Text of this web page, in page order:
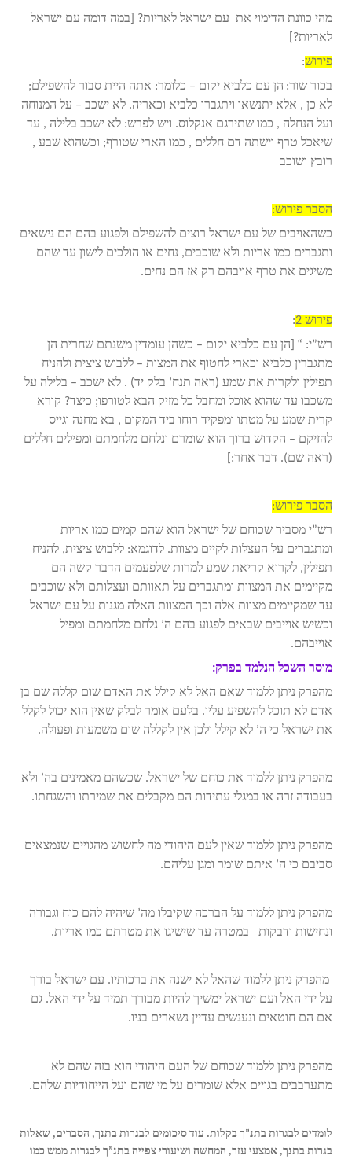
מהי כוונת הדימוי את עם ישראל לאריות? [במה דומה עם ישראל
לאריות?]
פירוש:
בכור שור: הן עם כלביא יקום – כלומר: אתה היית סבור להשפילם;
לא כן , אלא יתנשאו ויתגברו כלביא וכאריה. לא ישכב – על המנוחה
ועל הנחלה , כמו שתירגם אנקלוס. ויש לפרש: לא ישכב בלילה , עד
שיאכל טרף וישתה דם חללים , כמו הארי שטורף; וכשהוא שבע ,
רובץ ושוכב
הסבר פירוש:
כשהאויבים של עם ישראל רוצים להשפילם ולפגוע בהם הם נישאים
ותגברים כמו אריות ולא שוכבים, נחים או הולכים לישון עד שהם
משיגים את טרף אויבהם רק אז הם נחים.
פירוש 2
:
רש”י: “
[הן עם כלביא יקום – כשהן עומדין משנתם שחרית הן
מתגברין כלביא וכארי לחטוף את המצות – ללבוש ציצית ולהניח
תפילין ולקרות את שמע (ראה תנח’ בלק יד) . לא ישכב – בלילה על
משכבו עד שהוא אוכל ומחבל כל מזיק הבא לטורפו; כיצד? קורא
קרית שמע על מטתו ומפקיד רוחו ביד המקום , בא מחנה וגייס
להזיקם – הקדוש ברוך הוא שומרם ונלחם מלחמתם ומפילים חללים
(ראה שם). דבר אחר:]
הסבר פירוש:
רש”י מסביר שכוחם של ישראל הוא שהם קמים כמו אריות
ומתגברים על העצלות לקיים מצוות. לדוגמא: ללבוש ציצית, להניח
תפילין, לקרוא קריאת שמע למרות שלפעמים הדבר קשה הם
מקיימים את המצוות ומתגברים על תאוותם ועצלותם ולא שוכבים
עד שמקיימים מצוות אלה וכך המצוות האלה מגנות על עם ישראל
וכשיש אוייבים שבאים לפגוע בהם ה’ נלחם מלחמתם ומפיל
אוייבהם.
מוסר השכל הנלמד בפרק:
מהפרק ניתן ללמוד שאם האל לא קילל את האדם שום קללה שם בן
אדם לא תוכל להשפיע עליו. בלעם אומר לבלק שאין הוא יכול לקלל
את ישראל כי ה’ לא קילל ולכן אין לקללה שום משמעות ופעולה.
מהפרק ניתן ללמוד את כוחם של ישראל. שכשהם מאמינים בה’ ולא
בעבודה זרה או במגלי עתידות הם מקבלים את שמירתו והשגחתו.
מהפרק ניתן ללמוד שאין לעם היהודי מה לחשוש מהגויים שנמצאים
סביבם כי ה’ איתם שומר ומגן עליהם.
מהפרק ניתן ללמוד על הברכה שקיבלו מה’ שיהיה להם כוח וגבורה
ונחישות ודבקות במטרה עד שישיגו את מטרתם כמו אריות.
מהפרק ניתן ללמוד שהאל לא ישנה את ברכותיו. עם ישראל בורך
על ידי האל ועם ישראל ימשיך להיות מבורך תמיד על ידי האל. גם
אם הם חוטאים ונענשים עדיין נשארים בניו.
מהפרק ניתן ללמוד שכוחם של העם היהודי הוא בזה שהם לא
מתערבבים בגויים אלא שומרים על מי שהם ועל הייחודיות שלהם.
לומדים לבגרות בתנ”ך בקלות. עוד סיכומים לבגרות בתנך, הסברים, שאלות
בגרות בתנך, אמצעי עזר, המחשה ושיעורי צפייה בתנ”ך לבגרות ממש כמו